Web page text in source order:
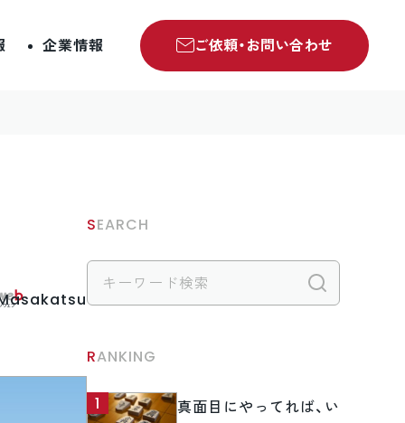
企業情報 ご依頼・お問い合わせ
SEARCH
RANKING
真面目にやってれば、い